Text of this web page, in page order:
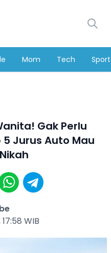
Mom Tech Sport
Gak Perlu
Jurus Auto Mau
WIB